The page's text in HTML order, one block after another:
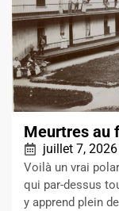
Meurtres au
juillet 7, 2026
Voilà un vrai
qui par-dessus
y apprend plein